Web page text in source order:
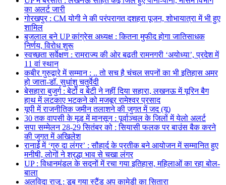
का अलर्ट जारी
गोरखपुर : CM योगी ने की परंपरागत दशहरा पूजन, शोभायात्रा में भी हुए
शामिल
बृजलाल बने UP कांग्रेस अध्यक्ष : कितना मुफीद होगा जातिसाधक
निर्णय, विरोध शुरू
स्वच्छता सर्वेक्षण : रामराज्य की ओर बढ़ती रामनगरी ‘अयोध्या’, प्रदेश में
11 वां स्थान
कबीर गुरुद्वारे में सम्मान : .. तो सच है चंचल सपनों का भी इतिहास अमर
हो जाता-डॉ. सुधांशु चतुर्वेदी
बेसहारा बुजुर्ग : बेटों व बेटी ने नहीं दिया सहारा, लखनऊ में यूरिन बैग
हाथ में लटकाए भटकने को मजबूर रामेश्वर प्रसाद
यूपी में राजनीतिक जमीन तलाशने की जुगत में जद (यू)
30 तक वापसी के मूड में मानसून : पूर्वाञ्चल के जिलों में येलो अलर्ट
सपा सम्मेलन 28-29 सितंबर को : सियासी फलक पर बाउंस बैक करने
की जुगत में अखिलेश
रानाई में ‘गुरु दा लंगर’ : सौहार्द के प्रतीक बने आयोजन में सम्मानित हुए
मनीषी, लोगों ने श्रद्धा भाव से चखा लंगर
UP : विधानमंडल के सदनों में रचा गया इतिहास, महिलाओं का रहा बोल-
बाला
अलविदा राजू : डूब गया स्टैंड अप कामेडी का सितारा